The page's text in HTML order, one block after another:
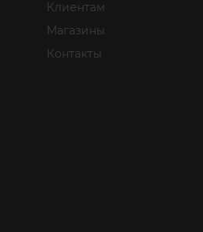
Клиентам
Магазины
Контакты